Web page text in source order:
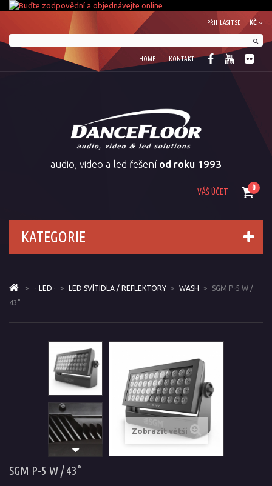
KČ
PŘIHLÁSIT SE
HOME KONTAKT
audio, video a led řešení od roku 1993
0
VÁŠ ÚČET
KATEGORIE
> · LED · > LED SVÍTIDLA / REFLEKTORY > WASH >
SGM P-5 W /
43°
Zobrazit větší
SGM P-5 W / 43°